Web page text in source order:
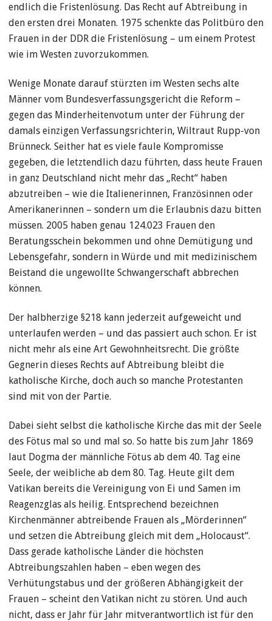
endlich die Fristenlösung. Das Recht auf Abtreibung in
den ersten drei Monaten. 1975 schenkte das Politbüro den
Frauen in der DDR die Fristenlösung – um einem Protest
wie im Westen zuvorzukommen.
Wenige Monate darauf stürzten im Westen sechs alte
Männer vom Bundesverfassungsgericht die Reform –
gegen das Minderheitenvotum unter der Führung der
damals einzigen Verfassungsrichterin, Wiltraut Rupp-von
Brünneck. Seither hat es viele faule Kompromisse
gegeben, die letztendlich dazu führten, dass heute Frauen
in ganz Deutschland nicht mehr das „Recht“ haben
abzutreiben – wie die Italienerinnen, Französinnen oder
Amerikanerinnen – sondern um die Erlaubnis dazu bitten
müssen. 2005 haben genau 124.023 Frauen den
Beratungsschein bekommen und ohne Demütigung und
Lebensgefahr, sondern in Würde und mit medizinischem
Beistand die ungewollte Schwangerschaft abbrechen
können.
Der halbherzige §218 kann jederzeit aufgeweicht und
unterlaufen werden – und das passiert auch schon. Er ist
nicht mehr als eine Art Gewohnheitsrecht. Die größte
Gegnerin dieses Rechts auf Abtreibung bleibt die
katholische Kirche, doch auch so manche Protestanten
sind mit von der Partie.
Dabei sieht selbst die katholische Kirche das mit der Seele
des Fötus mal so und mal so. So hatte bis zum Jahr 1869
laut Dogma der männliche Fötus ab dem 40. Tag eine
Seele, der weibliche ab dem 80. Tag. Heute gilt dem
Vatikan bereits die Vereinigung von Ei und Samen im
Reagenzglas als heilig. Entsprechend bezeichnen
Kirchenmänner abtreibende Frauen als „Mörderinnen“
und setzen die Abtreibung gleich mit dem „Holocaust“.
Dass gerade katholische Länder die höchsten
Abtreibungszahlen haben – eben wegen des
Verhütungstabus und der größeren Abhängigkeit der
Frauen – scheint den Vatikan nicht zu stören. Und auch
nicht, dass er Jahr für Jahr mitverantwortlich ist für den